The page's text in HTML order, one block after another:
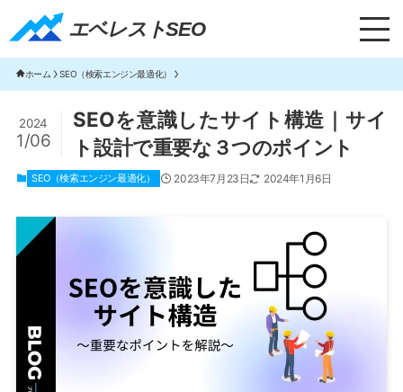
エベレストSEO
エベレストSEO｜TOP
ホーム SEO（検索エンジン最適化）
SEOを意識したサイト構造｜サイ
ト設計で重要な３つのポイント
2024
1/06
SEO（検索エンジン最適化） 2023年7月23日 2024年1月6日